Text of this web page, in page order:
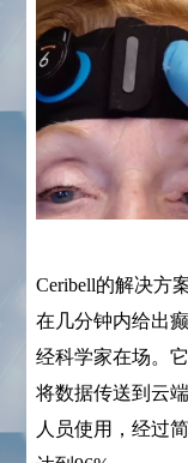
Ceribell的解决方
在几分钟内给出
经科学家在场。
将数据传送到云
人员使用，经过